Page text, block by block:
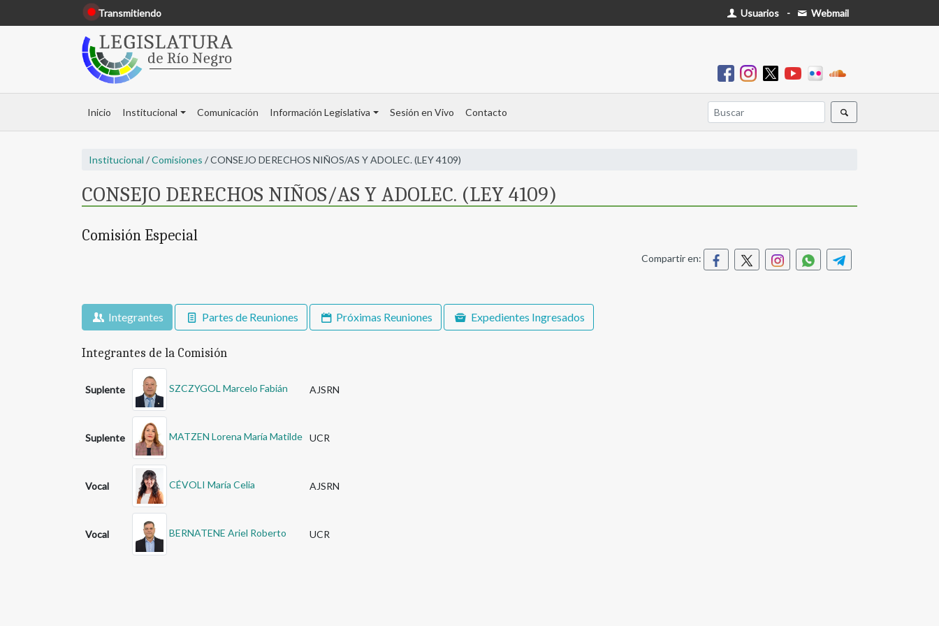
Transmitiendo Usuarios - Webmail
Inicio Institucional Comunicación Información Legislativa Sesión en Vivo Contacto
Institucional /Comisiones / CONSEJO DERECHOS NIÑOS/AS Y ADOLEC. (LEY 4109)
CONSEJO DERECHOS NIÑOS/AS Y ADOLEC. (LEY 4109)
Comisión Especial
Compartir en:
Integrantes Partes de Reuniones Próximas Reuniones Expedientes Ingresados
Integrantes de la Comisión
Suplente SZCZYGOL Marcelo Fabián AJSRN
Suplente MATZEN Lorena María Matilde UCR
Vocal CÉVOLI María Celia AJSRN
Vocal BERNATENE Ariel Roberto UCR